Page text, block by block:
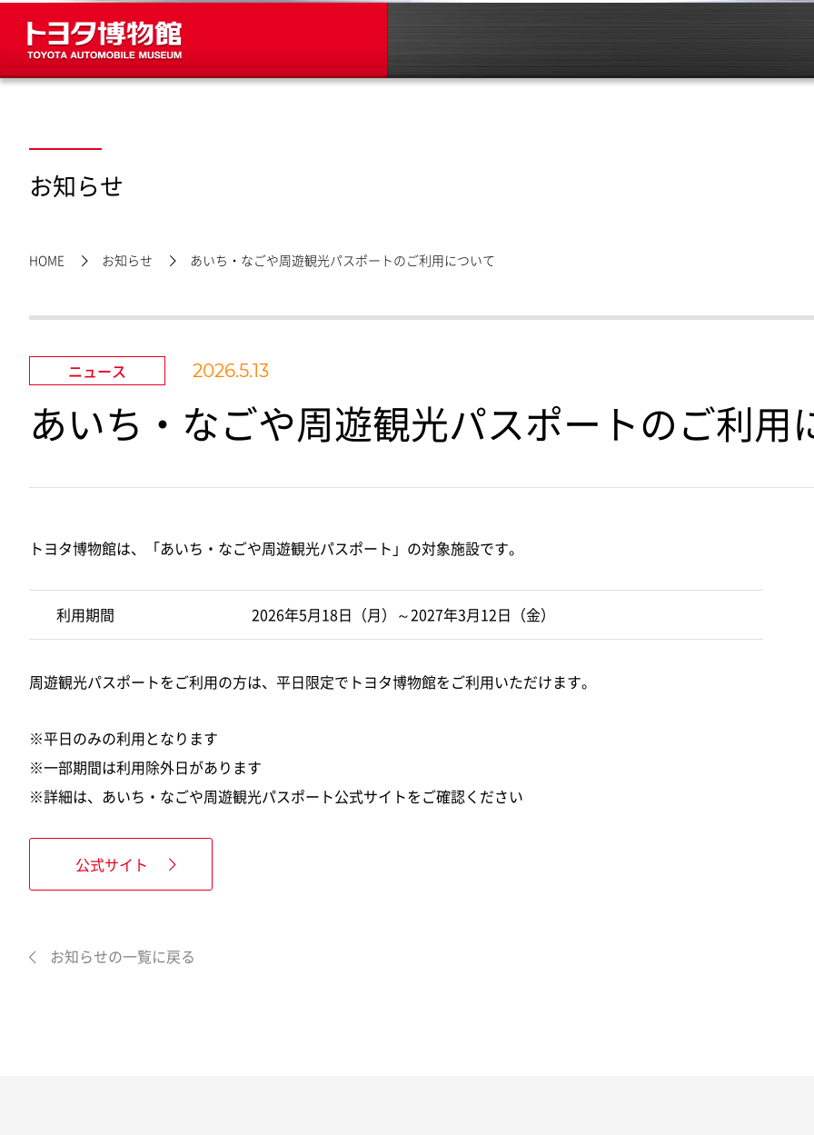
お知らせ
HOME お知らせ あいち・なごや周遊観光パスポートのご利用について
ニュース 2026.5.13
あいち・なごや周遊観光パスポートのご利用
トヨタ博物館は、「あいち・なごや周遊観光パスポート」の対象施設です。
利用期間 2026年5月18日（月）～2027年3月12日（金）
周遊観光パスポートをご利用の方は、平日限定でトヨタ博物館をご利用いただけます。
※平日のみの利用となります
※一部期間は利用除外日があります
※詳細は、あいち・なごや周遊観光パスポート公式サイトをご確認ください
公式サイト
お知らせの一覧に戻る